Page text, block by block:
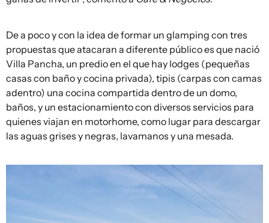
De a poco y con la idea de formar un glamping con tres
propuestas que atacaran a diferente público es que nació
Villa Pancha, un predio en el que hay lodges (pequeñas
casas con baño y cocina privada), tipis (carpas con camas
adentro) una cocina compartida dentro de un domo,
baños, y un estacionamiento con diversos servicios para
quienes viajan en motorhome, como lugar para descargar
las aguas grises y negras, lavamanos y una mesada.